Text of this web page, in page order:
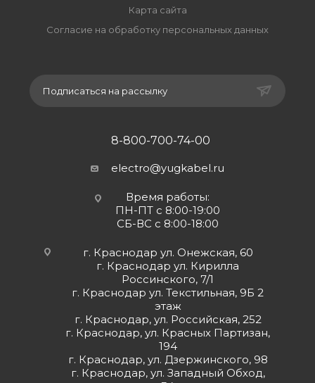
Карта сайта
Согласие на обработку персональных данных
Подписаться на рассылку
8-800-700-74-00
electro@yugkabel.ru
Время работы:
ПН-ПТ с 8:00-19:00
СБ-ВС с 8:00-18:00
г. Краснодар ул. Онежская, 60
г. Краснодар ул. Кирилла
Россинского, 7/1
г. Краснодар ул. Текстильная, 9Б 2
этаж
г. Краснодар, ул. Российская, 252
г. Краснодар, ул. Красных Партизан,
194
г. Краснодар, ул. Дзержинского, 98
г. Краснодар, ул. Западный Обход,